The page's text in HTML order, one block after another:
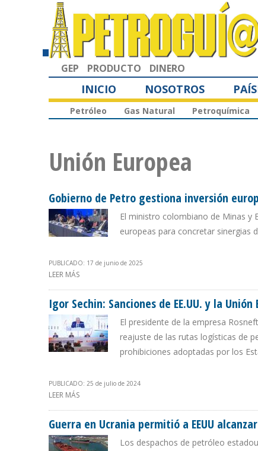
GEP PRODUCTO DINERO
INICIO NOSOTROS
Petróleo Gas Natural Petroquímica
Unión Europea
Gobierno de Petro gestiona inversión
El ministro colombiano de Minas y
europeas para concretar sinergias
PUBLICADO: 17 de junio de 2025
LEER MÁS
Igor Sechin: Sanciones de EE.UU. y la
El presidente de la empresa
reajuste de las rutas logísticas de
prohibiciones adoptadas por los
PUBLICADO: 25 de julio de 2024
LEER MÁS
Guerra en Ucrania permitió a EEUU
Los despachos de petróleo